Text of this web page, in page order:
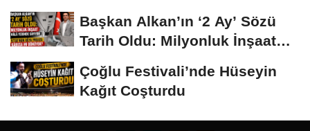
Başkan Alkan’ın ‘2 Ay’ Sözü
Tarih Oldu: Milyonluk İnşaat
Çoğlu Festivali’nde Hüseyin
Kağıt Coşturdu